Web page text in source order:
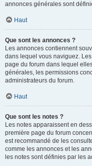
annonces générales sont
Haut
Que sont les annonces ?
Les annonces contiennent
dans lequel vous naviguez.
page du forum dans lequel
générales, les permissions
administrateurs du forum.
Haut
Que sont les notes ?
Les notes apparaissent en
première page du forum
est recommandé de les
comme les annonces et les
les notes sont définies par les